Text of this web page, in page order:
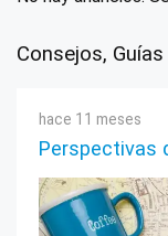
Consejos,
hace 11 meses
Perspectivas